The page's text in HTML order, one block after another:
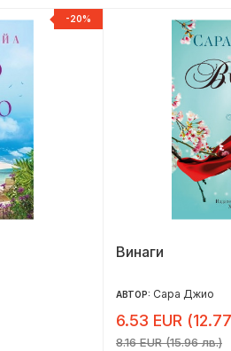
-20%
Винаги
АВТОР: Сара Джио
6.53 EUR
8.16 EUR (15.96 лв.)